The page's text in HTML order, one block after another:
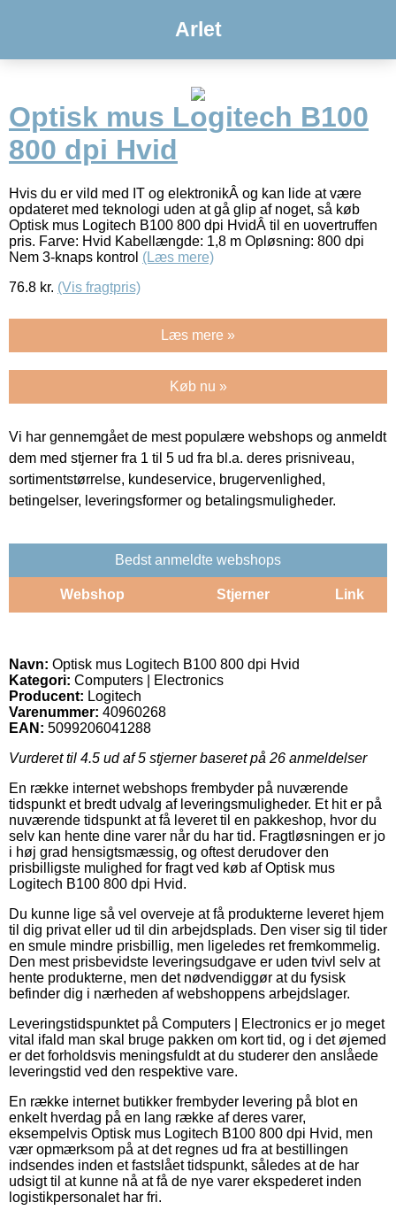
Arlet
Optisk mus Logitech B100
800 dpi Hvid
Hvis du er vild med IT og elektronikÂ og kan lide at være
opdateret med teknologi uden at gå glip af noget, så køb
Optisk mus Logitech B100 800 dpi HvidÂ til en uovertruffen
pris. Farve: Hvid Kabellængde: 1,8 m Opløsning: 800 dpi
Nem 3-knaps kontrol (Læs mere)
76.8 kr. (Vis fragtpris)
Læs mere »
Køb nu »
Vi har gennemgået de mest populære webshops og anmeldt
dem med stjerner fra 1 til 5 ud fra bl.a. deres prisniveau,
sortimentstørrelse, kundeservice, brugervenlighed,
betingelser, leveringsformer og betalingsmuligheder.
Bedst anmeldte webshops
Webshop Stjerner Link
Navn: Optisk mus Logitech B100 800 dpi Hvid
Kategori: Computers | Electronics
Producent: Logitech
Varenummer: 40960268
EAN: 5099206041288
Vurderet til 4.5 ud af 5 stjerner baseret på 26 anmeldelser
En række internet webshops frembyder på nuværende
tidspunkt et bredt udvalg af leveringsmuligheder. Et hit er på
nuværende tidspunkt at få leveret til en pakkeshop, hvor du
selv kan hente dine varer når du har tid. Fragtløsningen er jo
i høj grad hensigtsmæssig, og oftest derudover den
prisbilligste mulighed for fragt ved køb af Optisk mus
Logitech B100 800 dpi Hvid.
Du kunne lige så vel overveje at få produkterne leveret hjem
til dig privat eller ud til din arbejdsplads. Den viser sig til tider
en smule mindre prisbillig, men ligeledes ret fremkommelig.
Den mest prisbevidste leveringsudgave er uden tvivl selv at
hente produkterne, men det nødvendiggør at du fysisk
befinder dig i nærheden af webshoppens arbejdslager.
Leveringstidspunktet på Computers | Electronics er jo meget
vital ifald man skal bruge pakken om kort tid, og i det øjemed
er det forholdsvis meningsfuldt at du studerer den anslåede
leveringstid ved den respektive vare.
En række internet butikker frembyder levering på blot en
enkelt hverdag på en lang række af deres varer,
eksempelvis Optisk mus Logitech B100 800 dpi Hvid, men
vær opmærksom på at det regnes ud fra at bestillingen
indsendes inden et fastslået tidspunkt, således at de har
udsigt til at kunne nå at få de nye varer ekspederet inden
logistikpersonalet har fri.